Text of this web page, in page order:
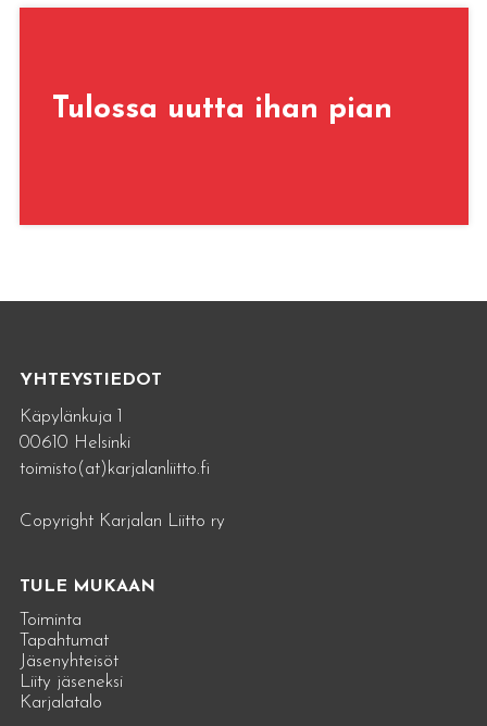
Tulossa uutta ihan pian
YHTEYSTIEDOT
Käpylänkuja 1
00610 Helsinki
toimisto(at)karjalanliitto.fi
Copyright Karjalan Liitto ry
TULE MUKAAN
Toiminta
Tapahtumat
Jäsenyhteisöt
Liity jäseneksi
Karjalatalo